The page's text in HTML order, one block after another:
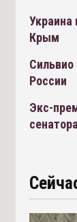
Украина
Крым
Сильвио
России
Экс-
сенатора